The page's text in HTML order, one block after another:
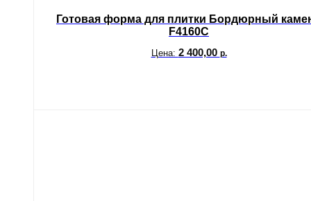
Готовая форма для плитки Бордюрный
F4160C
Цена: 2 400,00 р.